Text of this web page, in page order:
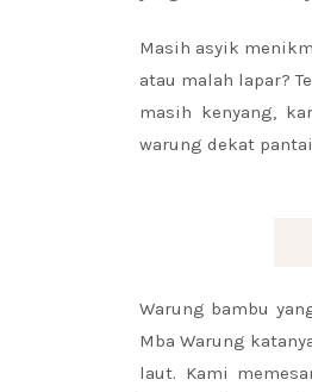
Masih asyik
atau malah lapar?
masih kenyang,
warung dekat
Warung bambu
Mba Warung
laut. Kami